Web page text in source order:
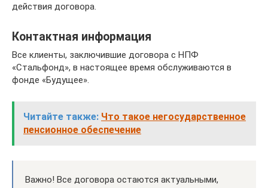
действия договора.
Контактная информация
Все клиенты, заключившие договора с НПФ
«Стальфонд», в настоящее время обслуживаются в
фонде «Будущее».
Читайте также: Что такое негосударственное
пенсионное обеспечение
Важно! Все договора остаются актуальными,